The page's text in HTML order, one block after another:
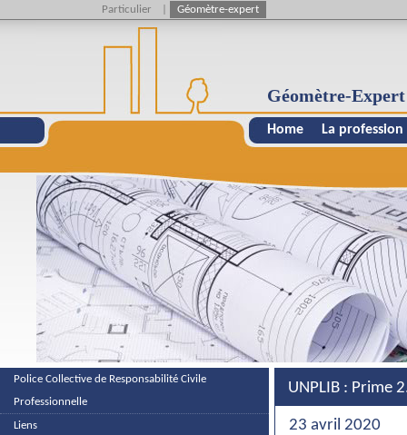
Géomètre-Expert
Home La profession
Police Collective de Responsabilité Civile
Professionnelle
Liens
UNPLIB : Prime
23 avril 2020
Particulier Géomètre-expert